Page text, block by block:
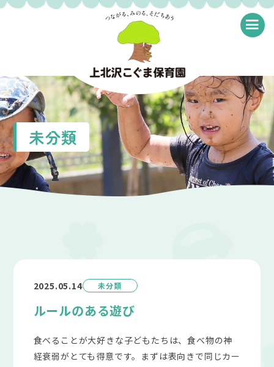
≡
未分類
2025.05.14 未分類
ルールのある遊び
食べることが大好きな子どもたちは、食べ物の神
経衰弱がとても得意です。まずは表向きで同じカー